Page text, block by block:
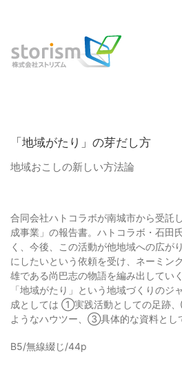
「地域がたり」の芽だし方
地域おこしの新しい方法論
合同会社ハトコラボが南城市から受託
成事業」の報告書。ハトコラボ・石田
く、今後、この活動が他地域への広が
にしたいという依頼を受け、ネーミン
雄である尚巴志の物語を編み出してい
「地域がたり」という地域づくりのジ
成としては ①実践活動としての足跡
ようなハウツー、③具体的な資料とし
B5/無線綴じ/44p